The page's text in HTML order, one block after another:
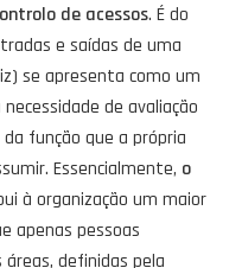
de acessos. É do
e saídas de uma
se apresenta como um
de avaliação
função que a própria
Essencialmente, o
à organização um maior
apenas pessoas
definidas pela